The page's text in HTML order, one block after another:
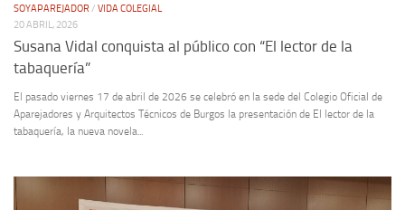
SOYAPAREJADOR/ VIDA COLEGIAL
20 ABRIL, 2026
Susana Vidal conquista al público con “El lector de la
tabaquería”
El pasado viernes 17 de abril de 2026 se celebró en la sede del Colegio Oficial de
Aparejadores y Arquitectos Técnicos de Burgos la presentación de El lector de la
tabaquería, la nueva novela...